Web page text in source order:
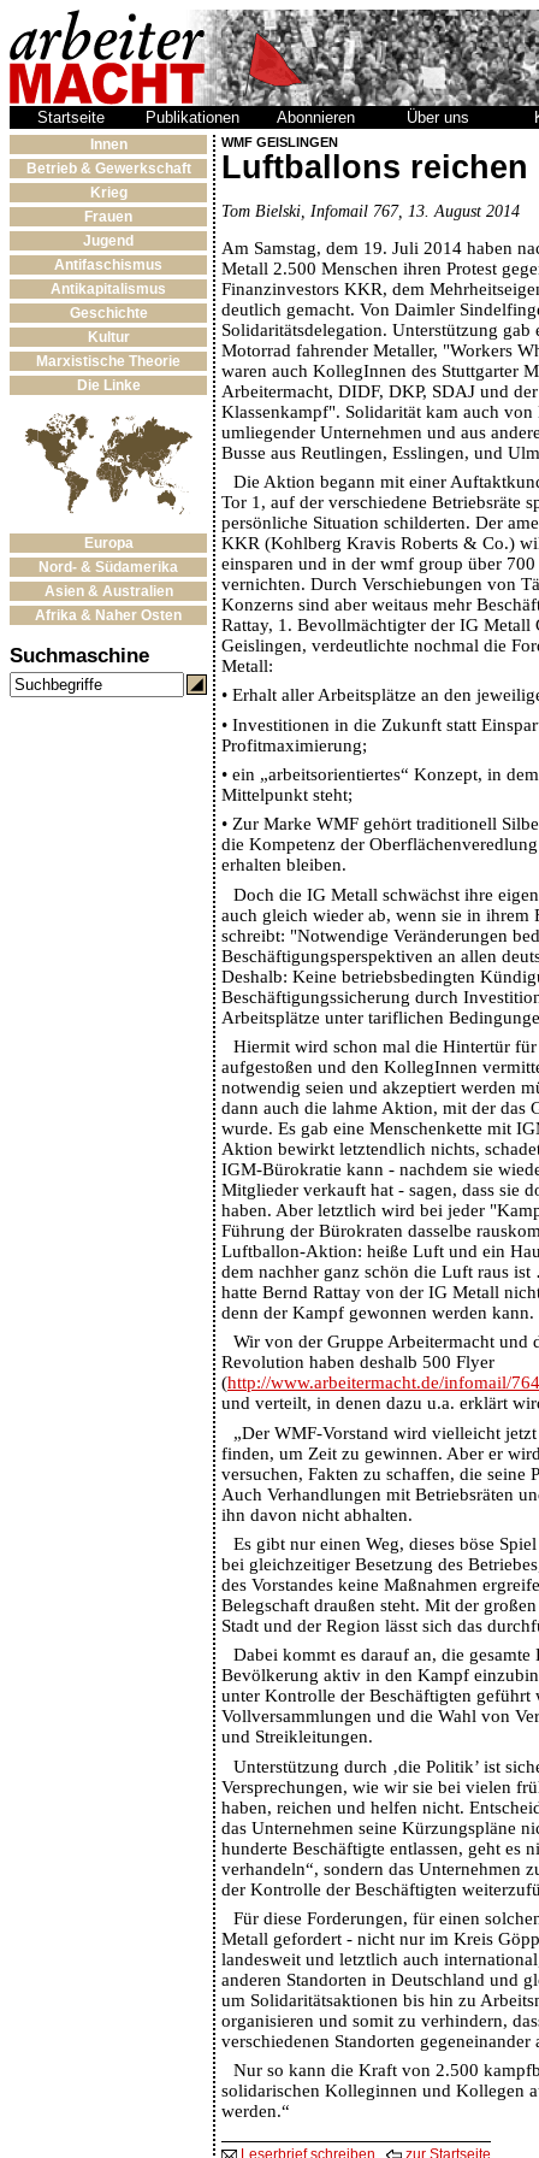
Startseite Publikationen Abonnieren Über uns
Innen
Betrieb & Gewerkschaft
Krieg
Frauen
Jugend
Antifaschismus
Antikapitalismus
Geschichte
Kultur
Marxistische Theorie
Die Linke
Europa
Nord- & Südamerika
Asien & Australien
Afrika & Naher Osten
Suchmaschine
WMF GEISLINGEN
Luftballons reichen
Tom Bielski, Infomail 767, 13. August 2014
Am Samstag, dem 19. Juli 2014 haben
Metall 2.500 Menschen ihren Protest
Finanzinvestors KKR, dem
deutlich gemacht. Von Daimler
Solidaritätsdelegation. Unterstützung gab
Motorrad fahrender Metaller, "Workers
waren auch KollegInnen des Stuttgarter
Arbeitermacht, DIDF, DKP, SDAJ und
Klassenkampf". Solidarität kam auch
umliegender Unternehmen und aus
Busse aus Reutlingen, Esslingen, und
Die Aktion begann mit einer
Tor 1, auf der verschiedene Betriebsräte
persönliche Situation schilderten. Der
KKR (Kohlberg Kravis Roberts & Co.)
einsparen und in der wmf group über
vernichten. Durch Verschiebungen von
Konzerns sind aber weitaus mehr
Rattay, 1. Bevollmächtigter der IG Metall
Geislingen, verdeutlichte nochmal die
Metall:
• Erhalt aller Arbeitsplätze an den
• Investitionen in die Zukunft statt
Profitmaximierung;
• ein „arbeitsorientiertes“ Konzept, in
Mittelpunkt steht;
• Zur Marke WMF gehört traditionell
die Kompetenz der
erhalten bleiben.
Doch die IG Metall schwächst ihre
auch gleich wieder ab, wenn sie in ihrem
schreibt: "Notwendige Veränderungen
Beschäftigungsperspektiven an allen
Deshalb: Keine betriebsbedingten
Beschäftigungssicherung durch
Arbeitsplätze unter tariflichen
Hiermit wird schon mal die Hintertür
aufgestoßen und den KollegInnen
notwendig seien und akzeptiert werden
dann auch die lahme Aktion, mit der das
wurde. Es gab eine Menschenkette mit
Aktion bewirkt letztendlich nichts,
IGM-Bürokratie kann - nachdem sie
Mitglieder verkauft hat - sagen, dass sie
haben. Aber letztlich wird bei jeder
Führung der Bürokraten dasselbe
Luftballon-Aktion: heiße Luft und ein
dem nachher ganz schön die Luft raus
hatte Bernd Rattay von der IG Metall
denn der Kampf gewonnen werden kann.
Wir von der Gruppe Arbeitermacht und
Revolution haben deshalb 500 Flyer
(http://www.arbeitermacht.de/infomail/
und verteilt, in denen dazu u.a. erklärt
„Der WMF-Vorstand wird vielleicht
finden, um Zeit zu gewinnen. Aber er
versuchen, Fakten zu schaffen, die seine
Auch Verhandlungen mit Betriebsräten
ihn davon nicht abhalten.
Es gibt nur einen Weg, dieses böse
bei gleichzeitiger Besetzung des
des Vorstandes keine Maßnahmen
Belegschaft draußen steht. Mit der
Stadt und der Region lässt sich das
Dabei kommt es darauf an, die gesamte
Bevölkerung aktiv in den Kampf
unter Kontrolle der Beschäftigten geführt
Vollversammlungen und die Wahl von
und Streikleitungen.
Unterstützung durch ‚die Politik’ ist
Versprechungen, wie wir sie bei vielen
haben, reichen und helfen nicht.
das Unternehmen seine Kürzungspläne
hunderte Beschäftigte entlassen, geht es
verhandeln“, sondern das Unternehmen
der Kontrolle der Beschäftigten
Für diese Forderungen, für einen
Metall gefordert - nicht nur im Kreis
landesweit und letztlich auch
anderen Standorten in Deutschland und
um Solidaritätsaktionen bis hin zu
organisieren und somit zu verhindern,
verschiedenen Standorten gegeneinander
Nur so kann die Kraft von 2.500
solidarischen Kolleginnen und Kollegen
werden.“